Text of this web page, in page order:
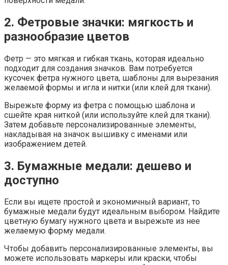
2. Фетровые значки: мягкость и
разнообразие цветов
Фетр — это мягкая и гибкая ткань, которая идеально
подходит для создания значков. Вам потребуется
кусочек фетра нужного цвета, шаблоны для вырезания
желаемой формы и игла и нитки (или клей для ткани).
Вырежьте форму из фетра с помощью шаблона и
сшейте края ниткой (или используйте клей для ткани).
Затем добавьте персонализированные элементы,
накладывая на значок вышивку с именами или
изображением детей.
3. Бумажные медали: дешево и
доступно
Если вы ищете простой и экономичный вариант, то
бумажные медали будут идеальным выбором. Найдите
цветную бумагу нужного цвета и вырежьте из нее
желаемую форму медали.
Чтобы добавить персонализированные элементы, вы
можете использовать маркеры или краски, чтобы